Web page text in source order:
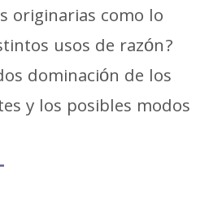
originarias como lo
usos de razón?
dominación de los
y los posibles modos